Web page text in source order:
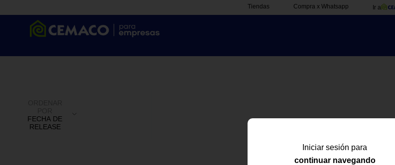
Tiendas Compra x Whatsapp Ir a
Iniciar sesión para
continuar navegando
FECHA DE
RELEASE